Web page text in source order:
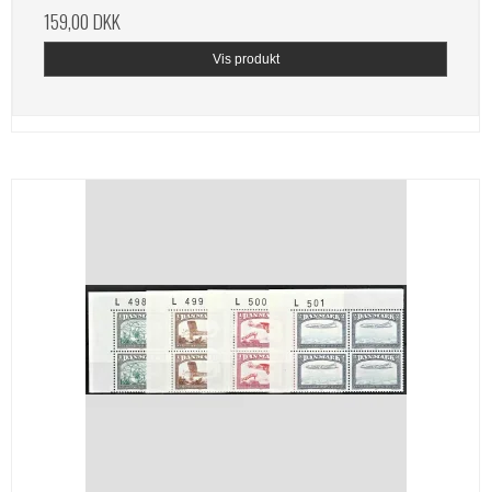
159,00 DKK
Vis produkt